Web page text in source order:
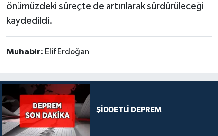
önümüzdeki süreçte de artırılarak sürdürüleceği
kaydedildi.
Muhabir: Elif Erdoğan
ŞİDDETLİ DEPREM